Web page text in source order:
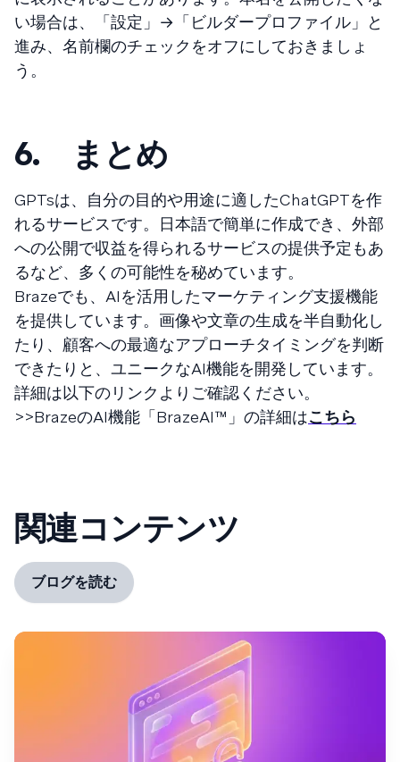
い場合は、「設定」→「ビルダープロファイル」と
進み、名前欄のチェックをオフにしておきましょ
う。
6. まとめ
GPTsは、自分の目的や用途に適したChatGPTを作
れるサービスです。日本語で簡単に作成でき、外部
への公開で収益を得られるサービスの提供予定もあ
るなど、多くの可能性を秘めています。
Brazeでも、AIを活用したマーケティング支援機能
を提供しています。画像や文章の生成を半自動化し
たり、顧客への最適なアプローチタイミングを判断
できたりと、ユニークなAI機能を開発しています。
詳細は以下のリンクよりご確認ください。
>>BrazeのAI機能「BrazeAI™」の詳細はこちら
関連コンテンツ
ブログを読む